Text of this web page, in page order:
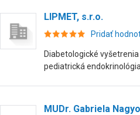
LIPMET, s.r.o.
Pridať
Diabetologické
pediatrická endokrinológia.
MUDr. Gabriela